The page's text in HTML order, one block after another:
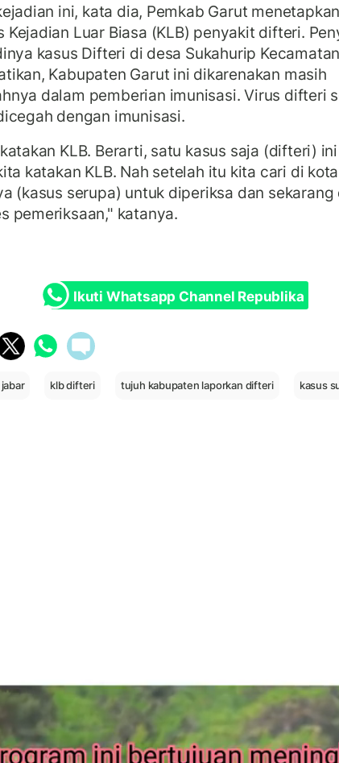
ini, kata dia, Pemkab Garut
Kejadian Luar Biasa (KLB) penyakit difteri.
kasus Difteri di desa Sukahurip Kecamatan
Kabupaten Garut ini dikarenakan masih
dalam pemberian imunisasi. Virus difteri
dengan imunisasi.
KLB. Berarti, satu kasus saja (difteri)
katakan KLB. Nah setelah itu kita cari di
(kasus serupa) untuk diperiksa dan sekarang
pemeriksaan," katanya.
Ikuti Whatsapp Channel Republika
klb difteri tujuh kabupaten laporkan difteri kasus